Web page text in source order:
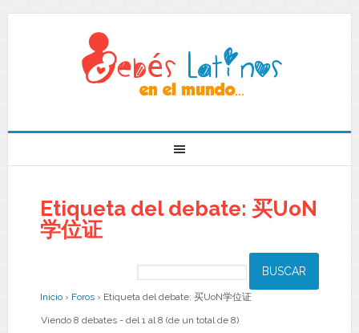
Etiqueta del debate: 买UoN
学位证
Inicio › Foros › Etiqueta del debate: 买UoN学位证
Viendo 8 debates - del 1 al 8 (de un total de 8)